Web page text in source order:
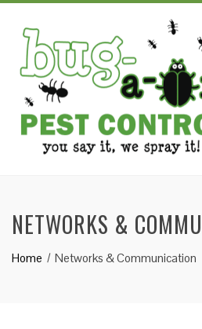
NETWORKS &
Home Networks & Communication